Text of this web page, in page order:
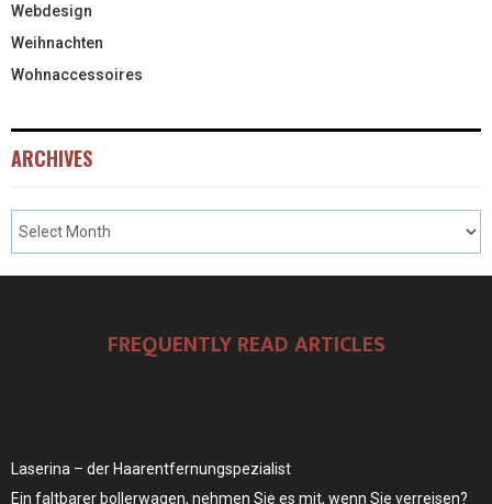
Webdesign
Weihnachten
Wohnaccessoires
ARCHIVES
FREQUENTLY READ ARTICLES
Laserina – der Haarentfernungspezialist
Ein faltbarer bollerwagen, nehmen Sie es mit, wenn Sie verreisen?